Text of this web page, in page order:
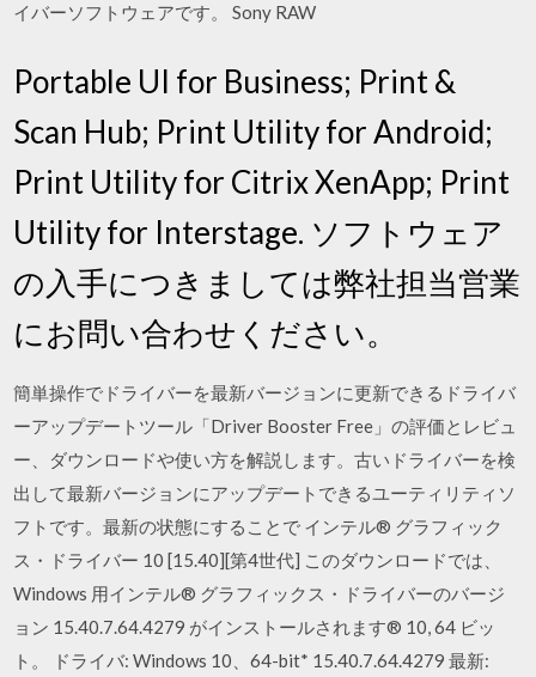
イバーソフトウェアです。 Sony RAW
Portable UI for Business; Print &
Scan Hub; Print Utility for Android;
Print Utility for Citrix XenApp; Print
Utility for Interstage. ソフトウェア
の入手につきましては弊社担当営業
にお問い合わせください。
簡単操作でドライバーを最新バージョンに更新できるドライバ
ーアップデートツール「Driver Booster Free」の評価とレビュ
ー、ダウンロードや使い方を解説します。古いドライバーを検
出して最新バージョンにアップデートできるユーティリティソ
フトです。最新の状態にすることで インテル® グラフィック
ス・ドライバー 10 [15.40][第4世代] このダウンロードでは、
Windows 用インテル® グラフィックス・ドライバーのバージ
ョン 15.40.7.64.4279 がインストールされます® 10, 64 ビッ
ト。 ドライバ: Windows 10、64-bit* 15.40.7.64.4279 最新: